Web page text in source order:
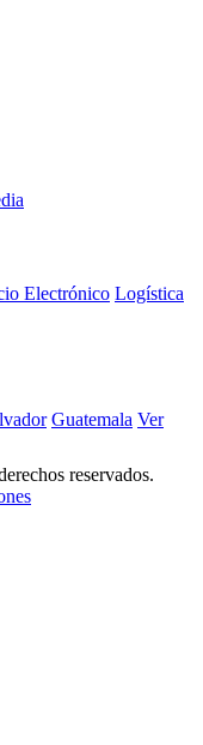
Electrónico Logística
Guatemala Ver
reservados.